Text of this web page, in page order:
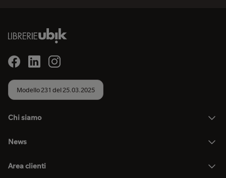
Modello 231 del 25.03.2025
Chi siamo
News
Area clienti